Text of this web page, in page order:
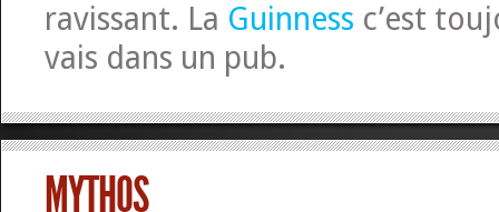
ravissant. La Guinness c’est
vais dans un pub.
MYTHOS